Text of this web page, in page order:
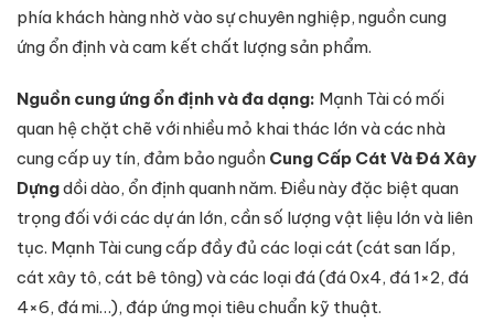
phía khách hàng nhờ vào sự chuyên nghiệp, nguồn cung
ứng ổn định và cam kết chất lượng sản phẩm.
Nguồn cung ứng ổn định và đa dạng: Mạnh Tài có mối
quan hệ chặt chẽ với nhiều mỏ khai thác lớn và các nhà
cung cấp uy tín, đảm bảo nguồn Cung Cấp Cát Và Đá Xây
Dựngdồi dào, ổn định quanh năm. Điều này đặc biệt quan
trọng đối với các dự án lớn, cần số lượng vật liệu lớn và liên
tục. Mạnh Tài cung cấp đầy đủ các loại cát (cát san lấp,
cát xây tô, cát bê tông) và các loại đá (đá 0x4, đá 1×2, đá
4×6, đá mi…), đáp ứng mọi tiêu chuẩn kỹ thuật.